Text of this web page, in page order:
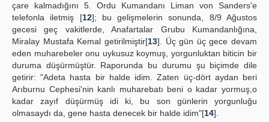
çare kalmadığını 5. Ordu Kumandanı Liman von Sanders'e
telefonla iletmiş [12]; bu gelişmelerin sonunda, 8/9 Ağustos
gecesi geç vakitlerde, Anafartalar Grubu Kumandanlığına,
Miralay Mustafa Kemal getirilmiştir[13]. Üç gün üç gece devam
eden muharebeler onu uykusuz koymuş, yorgunluktan biticin bir
duruma düşürmüştür. Raporunda bu durumu şu biçimde dile
getirir: "Adeta hasta bir halde idim. Zaten üç-dört aydan beri
Arıburnu Cephesi'nin kanlı muharebatı beni o kadar yormuş,o
kadar zayıf düşürmüş idi ki, bu son günlerin yorgunluğu
olmasaydı da, gene hasta denecek bir halde idim"[14].